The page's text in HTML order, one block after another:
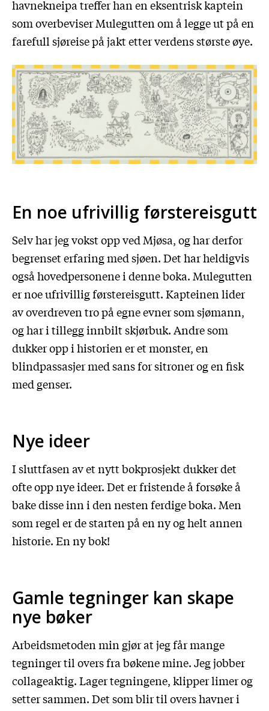
havnekneipa treffer han en eksentrisk kaptein
som overbeviser Mulegutten om å legge ut på en
farefull sjøreise på jakt etter verdens største øye.
En noe ufrivillig førstereisgutt
Selv har jeg vokst opp ved Mjøsa, og har derfor
begrenset erfaring med sjøen. Det har heldigvis
også hovedpersonene i denne boka. Mulegutten
er noe ufrivillig førstereisgutt. Kapteinen lider
av overdreven tro på egne evner som sjømann,
og har i tillegg innbilt skjørbuk. Andre som
dukker opp i historien er et monster, en
blindpassasjer med sans for sitroner og en fisk
med genser.
Nye ideer
I sluttfasen av et nytt bokprosjekt dukker det
ofte opp nye ideer. Det er fristende å forsøke å
bake disse inn i den nesten ferdige boka. Men
som regel er de starten på en ny og helt annen
historie. En ny bok!
Gamle tegninger kan skape
nye bøker
Arbeidsmetoden min gjør at jeg får mange
tegninger til overs fra bøkene mine. Jeg jobber
collageaktig. Lager tegningene, klipper limer og
setter sammen. Det som blir til overs havner i